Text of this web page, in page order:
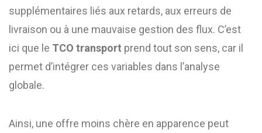
supplémentaires liés aux retards, aux erreurs de
livraison ou à une mauvaise gestion des flux. C’est
ici que le TCO transport prend tout son sens, car il
permet d’intégrer ces variables dans l’analyse
globale.
Ainsi, une offre moins chère en apparence peut